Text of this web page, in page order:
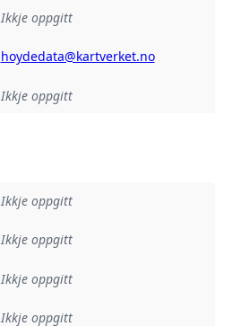
Ikkje oppgitt
hoydedata@kartverket.no
Ikkje oppgitt
Ikkje oppgitt
:
Ikkje oppgitt
Ikkje oppgitt
:
Ikkje oppgitt